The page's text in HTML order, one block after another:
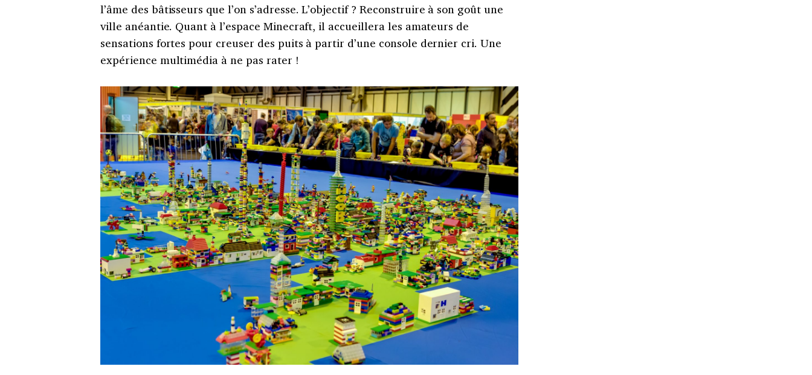
l’âme des bâtisseurs que l’on s’adresse. L’objectif ? Reconstruire à son goût une
ville anéantie. Quant à l’espace Minecraft, il accueillera les amateurs de
sensations fortes pour creuser des puits à partir d’une console dernier cri. Une
expérience multimédia à ne pas rater !